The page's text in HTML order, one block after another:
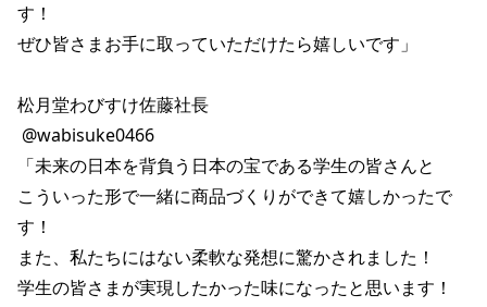
す！
ぜひ皆さまお手に取っていただけたら嬉しいです」
松月堂わびすけ佐藤社長
「未来の日本を背負う日本の宝である学生の皆さんと
こういった形で一緒に商品づくりができて嬉しかったで
す！
また、私たちにはない柔軟な発想に驚かされました！
学生の皆さまが実現したかった味になったと思います！